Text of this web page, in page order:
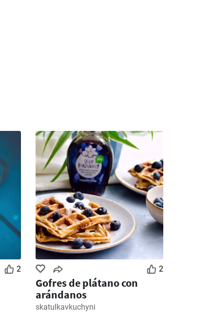
2 2
Gofres de plátano con
arándanos
skatulkavkuchyni